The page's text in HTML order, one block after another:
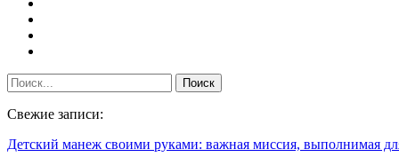
Свежие записи:
Детский манеж своими руками: важная миссия, выполнимая